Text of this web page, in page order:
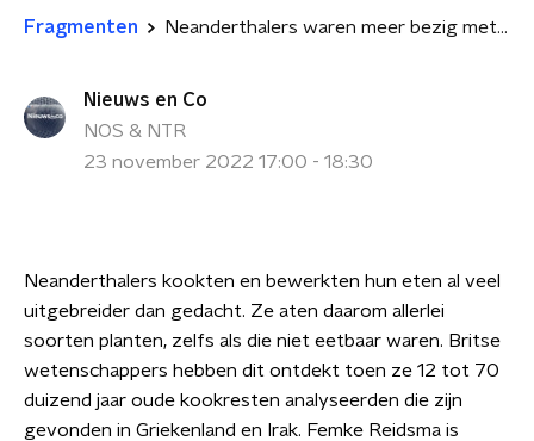
Fragmenten Neanderthalers waren meer bezig met koken dan we dachten
Nieuws en Co
NOS & NTR
23 november 2022 17:00 - 18:30
Neanderthalers kookten en bewerkten hun eten al veel
uitgebreider dan gedacht. Ze aten daarom allerlei
soorten planten, zelfs als die niet eetbaar waren. Britse
wetenschappers hebben dit ontdekt toen ze 12 tot 70
duizend jaar oude kookresten analyseerden die zijn
gevonden in Griekenland en Irak. Femke Reidsma is